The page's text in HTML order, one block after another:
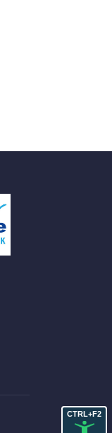
CTRL+F2